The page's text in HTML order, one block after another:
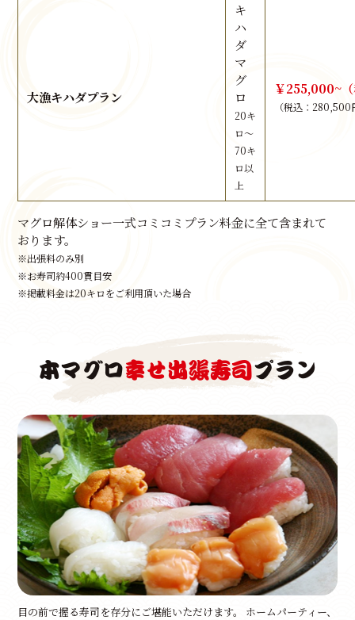
大漁キハダプラン
キ
ハ
ダ
マ
グ
ロ
20キ
ロ～
70キ
ロ以
上
￥255,000~
（税込：280,500
マグロ解体ショー一式コミコミプラン料金に全て含まれて
おります。
※出張料のみ別
※お寿司約400貫目安
※掲載料金は20キロをご利用頂いた場合
本マグロ幸せ出張寿司プラン
目の前で握る寿司を存分にご堪能いただけます。 ホームパーティー、